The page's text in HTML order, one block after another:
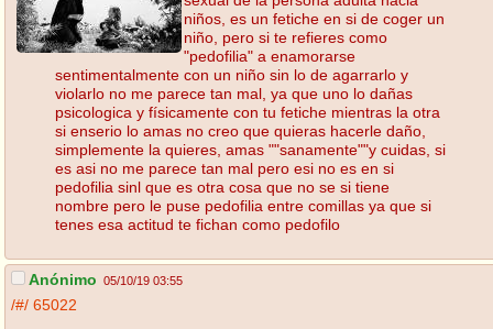
niños, es un fetiche en si de coger un
niño, pero si te refieres como
"pedofilia" a enamorarse
sentimentalmente con un niño sin lo de agarrarlo y
violarlo no me parece tan mal, ya que uno lo dañas
psicologica y físicamente con tu fetiche mientras la otra
si enserio lo amas no creo que quieras hacerle daño,
simplemente la quieres, amas ""sanamente""y cuidas, si
es asi no me parece tan mal pero esi no es en si
pedofilia sinl que es otra cosa que no se si tiene
nombre pero le puse pedofilia entre comillas ya que si
tenes esa actitud te fichan como pedofilo
Anónimo 05/10/19 03:55
/#/ 65022